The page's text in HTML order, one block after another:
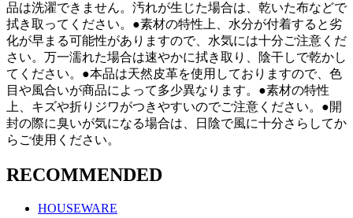
品は洗濯できません。汚れが生じた場合は、乾いた布などで
拭き取ってください。●素材の特性上、水分が付着すると劣
化が早まる可能性がありますので、水気には十分ご注意くだ
さい。万一濡れた場合は速やかに拭き取り、陰干しで乾かし
てください。●本品は天然皮革を使用しておりますので、色
目や風合いが商品によって多少異なります。●素材の特性
上、キズや折りジワがつきやすいのでご注意ください。●開
封の際に臭いが気になる場合は、日陰で風に十分さらしてか
らご使用ください。
RECOMMENDED
HOUSEWARE